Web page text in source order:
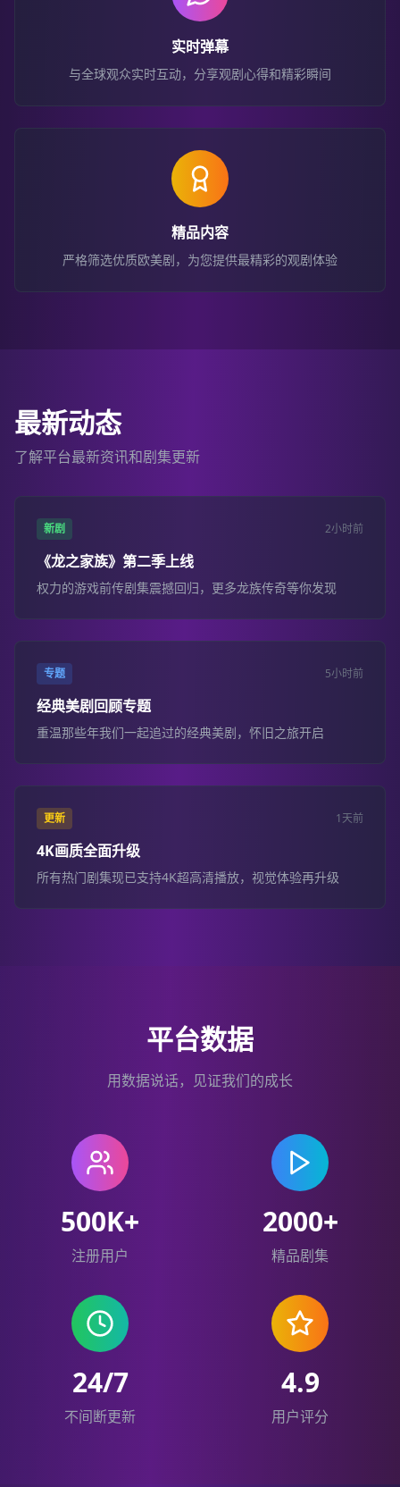
实时弹幕
与全球观众实时互动，分享观剧心得和精彩瞬间
精品内容
严格筛选优质欧美剧，为您提供最精彩的观剧体验
最新动态
了解平台最新资讯和剧集更新
新剧 2小时前
《龙之家族》第二季上线
权力的游戏前传剧集震撼回归，更多龙族传奇等你发现
专题 5小时前
经典美剧回顾专题
重温那些年我们一起追过的经典美剧，怀旧之旅开启
更新 1天前
4K画质全面升级
所有热门剧集现已支持4K超高清播放，视觉体验再升级
平台数据
用数据说话，见证我们的成长
500K+
注册用户
2000+
精品剧集
24/7
不间断更新
4.9
用户评分